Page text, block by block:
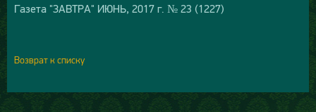
Газета "ЗАВТРА" ИЮНЬ, 2017 г. № 23 (1227)
Возврат к списку